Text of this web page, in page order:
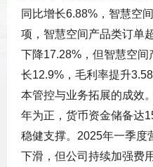
同比增长6.88%，智慧空
项，智慧空间产品类订单
下降17.28%，但智慧空
长12.9%，毛利率提升
本管控与业务拓展的成效
年为正，货币资金储备达
稳健支撑。2025年一季度
下滑，但公司持续加强费